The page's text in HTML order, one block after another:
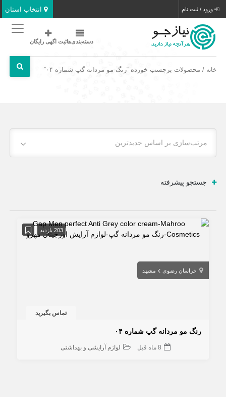
انتخاب استان ورود / ثبت نام
دسته‌بندی‌هاثبت اگهی رایگان
خانه / محصولات برچسب خورده “رنگ مو مردانه گپ شماره ۰۴”
مرتب‌سازی بر اساس جدیدترین
جستجو پیشرفته
203 بازدید
خراسان رضوی مشهد
تماس بگیرید
رنگ مو مردانه گپ شماره ۰۴
8 ماه قبل لوازم آرایشی و بهداشتی